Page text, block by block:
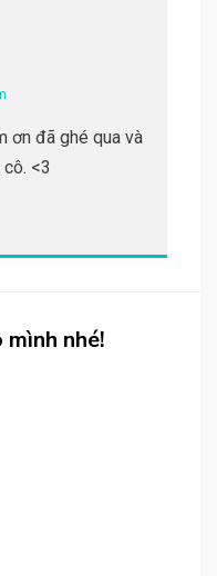
ơn đã ghé qua và
<3
nhé!